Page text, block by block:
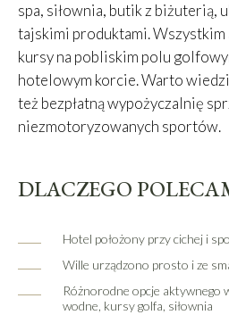
spa, siłownia, butik z biżuterią,
tajskimi produktami. Wszystkim
kursy na pobliskim polu
hotelowym korcie. Warto
też bezpłatną wypożyczalnię
niezmotoryzowanych sportów.
DLACZEGO
Hotel położony przy cichej i
Wille urządzono prosto i ze
Różnorodne opcje aktywnego
wodne, kursy golfa, siłownia